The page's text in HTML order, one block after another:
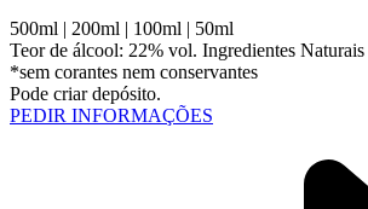
500ml | 200ml | 100ml | 50ml
Teor de álcool: 22% vol. Ingredientes
*sem corantes nem conservantes
Pode criar depósito.
PEDIR INFORMAÇÕES